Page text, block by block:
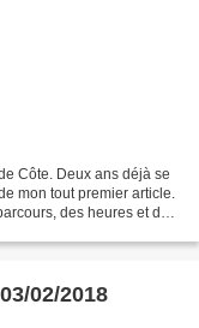
Côte. Deux ans déjà se
mon tout premier article.
des heures et des
Escapade nocturne cairnoise - 03/02/2018